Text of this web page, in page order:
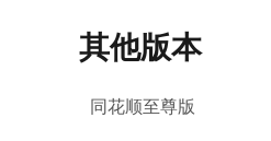
其他版本
同花顺至尊版